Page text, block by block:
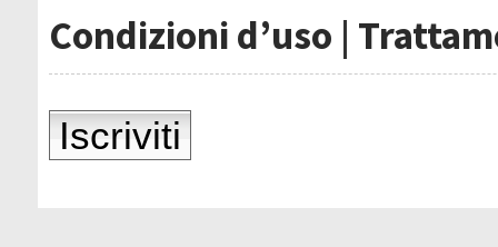
Condizioni d’uso |
Iscriviti